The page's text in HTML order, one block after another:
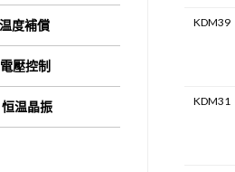
KDM39
KDM31
度補償
壓控制
温晶振